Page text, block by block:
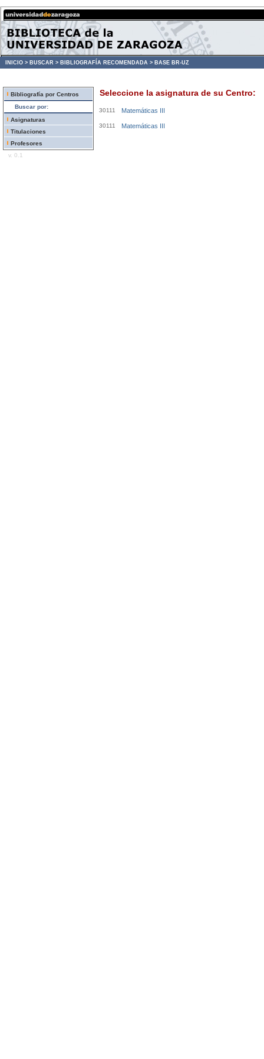
INICIO > BUSCAR > BIBLIOGRAFÍA RECOMENDADA > BASE BR-UZ
Bibliografía por Centros
Buscar por:
Asignaturas
Titulaciones
Profesores
v. 0.1
Seleccione la asignatura de su Centro:
30111 Matemáticas III
30111 Matemáticas III